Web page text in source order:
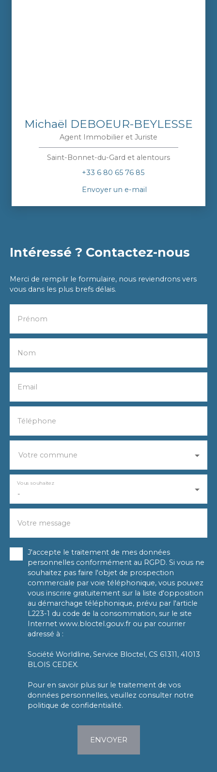
Michaël DEBOEUR-BEYLESSE
Agent Immobilier et Juriste
Saint-Bonnet-du-Gard et alentours
+33 6 80 65 76 85
Envoyer un e-mail
Intéressé ? Contactez-nous
Merci de remplir le formulaire, nous reviendrons vers
vous dans les plus brefs délais.
Prénom
Nom
Email
Téléphone
Votre commune
-
Vous souhaitez
Votre message
J'accepte le traitement de mes données
personnelles conformément au RGPD. Si vous ne
souhaitez pas faire l'objet de prospection
commerciale par voie téléphonique, vous pouvez
vous inscrire gratuitement sur la liste d'opposition
au démarchage téléphonique, prévu par l'article
L223-1 du code de la consommation, sur le site
Internet www.bloctel.gouv.fr ou par courrier
adressé à :
Société Worldline, Service Bloctel, CS 61311, 41013
BLOIS CEDEX.
Pour en savoir plus sur le traitement de vos
données personnelles, veuillez consulter notre
politique de confidentialité.
ENVOYER